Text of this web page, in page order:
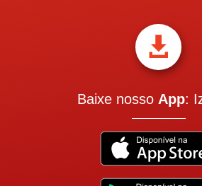

Baixe nosso App: